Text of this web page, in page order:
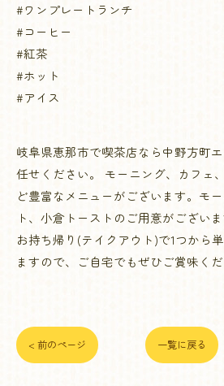
#ワンプレートランチ
#コーヒー
#紅茶
#ホット
#アイス
岐阜県恵那市で喫茶店なら中野方町
任せください。 モーニング、カフェ
ど豊富なメニューがございます。モ
ト、小倉トーストのご用意がござい
お持ち帰り(テイクアウト)で1つから
ますので、ご自宅でもぜひご賞味くだ
< 前のページ 一覧に戻る